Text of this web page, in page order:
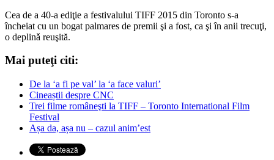
Cea de a 40-a ediţie a festivalului TIFF 2015 din Toronto s-a
încheiat cu un bogat palmares de premii şi a fost, ca şi în anii trecuţi,
o deplinǎ reuşită.
Mai puteţi citi:
De la ‘a fi pe val’ la ‘a face valuri’
Cineaștii despre CNC
Trei filme româneşti la TIFF – Toronto International Film
Festival
Așa da, așa nu – cazul anim’est